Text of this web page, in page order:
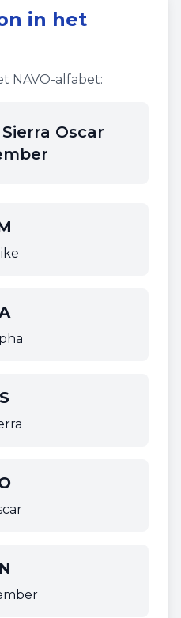
in het
NAVO-alfabet:
Oscar
S
N